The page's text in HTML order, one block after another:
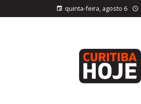
quinta-feira, agosto 6